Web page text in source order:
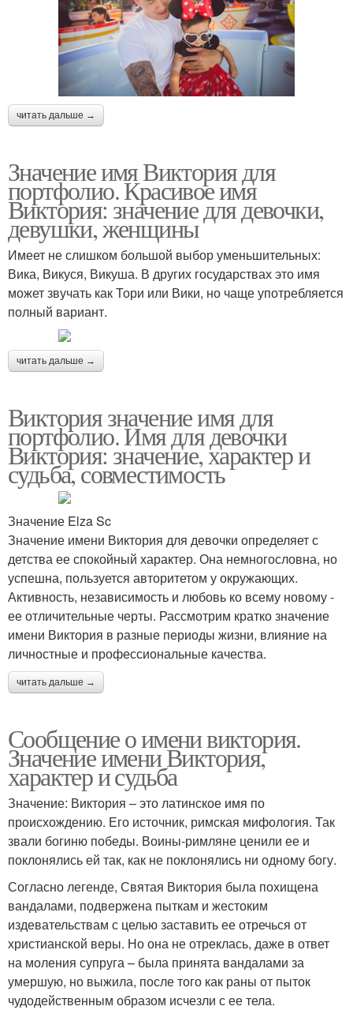
читать дальше →
Значение имя Виктория для
портфолио. Красивое имя
Виктория: значение для девочки,
девушки, женщины
Имеет не слишком большой выбор уменьшительных:
Вика, Викуся, Викуша. В других государствах это имя
может звучать как Тори или Вики, но чаще употребляется
полный вариант.
читать дальше →
Виктория значение имя для
портфолио. Имя для девочки
Виктория: значение, характер и
судьба, совместимость
Значение Elza Sc
Значение имени Виктория для девочки определяет с
детства ее спокойный характер. Она немногословна, но
успешна, пользуется авторитетом у окружающих.
Активность, независимость и любовь ко всему новому -
ее отличительные черты. Рассмотрим кратко значение
имени Виктория в разные периоды жизни, влияние на
личностные и профессиональные качества.
читать дальше →
Сообщение о имени виктория.
Значение имени Виктория,
характер и судьба
Значение: Виктория – это латинское имя по
происхождению. Его источник, римская мифология. Так
звали богиню победы. Воины-римляне ценили ее и
поклонялись ей так, как не поклонялись ни одному богу.
Согласно легенде, Святая Виктория была похищена
вандалами, подвержена пыткам и жестоким
издевательствам с целью заставить ее отречься от
христианской веры. Но она не отреклась, даже в ответ
на моления супруга – была принята вандалами за
умершую, но выжила, после того как раны от пыток
чудодейственным образом исчезли с ее тела.